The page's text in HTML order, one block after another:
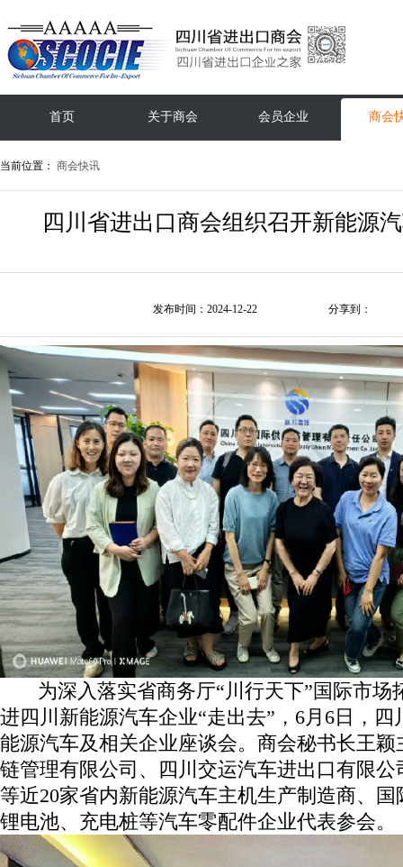
首页 关于商会 会员企业 商会
当前位置： 商会快讯
四川省进出口商会组织召开新能源
发布时间：2024-12-22 分享到：
为深入落实省商务厅“川行天下”国际市场
进四川新能源汽车企业“走出去”，6月6日，
能源汽车及相关企业座谈会。商会秘书长王
链管理有限公司、四川交运汽车进出口有限
等近20家省内新能源汽车主机生产制造商、
锂电池、充电桩等汽车零配件企业代表参会。